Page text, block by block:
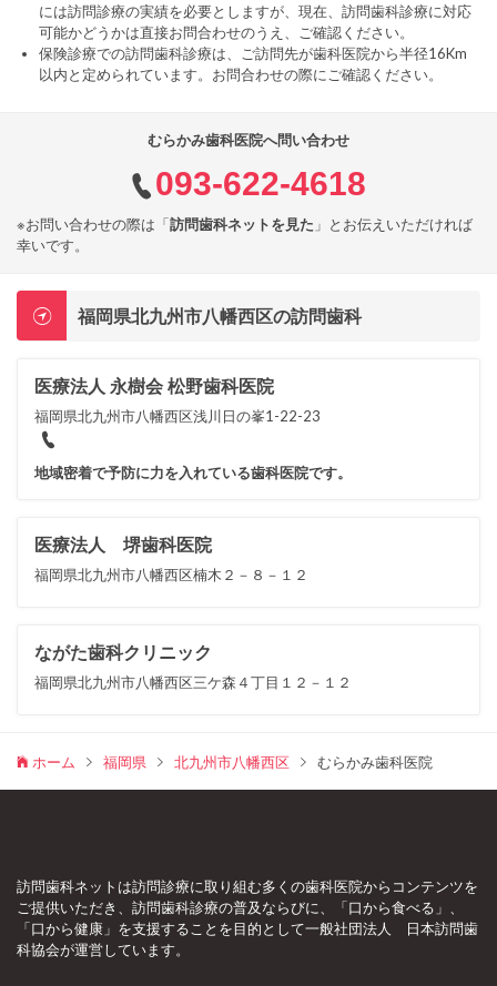
には訪問診療の実績を必要としますが、現在、訪問歯科診療に対応
可能かどうかは直接お問合わせのうえ、ご確認ください。
保険診療での訪問歯科診療は、ご訪問先が歯科医院から半径16Km
以内と定められています。お問合わせの際にご確認ください。
むらかみ歯科医院へ問い合わせ
093-622-4618
※お問い合わせの際は「訪問歯科ネットを見た 」とお伝えいただければ
幸いです。
福岡県北九州市八幡西区の訪問歯科
医療法人 永樹会 松野歯科医院
福岡県北九州市八幡西区浅川日の峯1-22-23
地域密着で予防に力を入れている歯科医院です。
医療法人 堺歯科医院
福岡県北九州市八幡西区楠木２－８－１２
ながた歯科クリニック
福岡県北九州市八幡西区三ケ森４丁目１２－１２
ホーム 福岡県 北九州市八幡西区 むらかみ歯科医院
訪問歯科ネットは訪問診療に取り組む多くの歯科医院からコンテンツを
ご提供いただき、訪問歯科診療の普及ならびに、「口から食べる」、
「口から健康」を支援することを目的として一般社団法人 日本訪問歯
科協会が運営しています。